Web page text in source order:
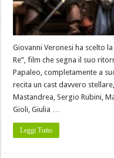
Giovanni Veronesi ha scelto
Re”, film che segna il suo
Papaleo, completamente a
recita un cast davvero
Mastandrea, Sergio Rubini,
Gioli, Giulia …
Leggi Tutto